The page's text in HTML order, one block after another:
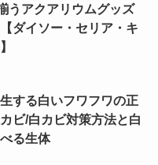
うアクアリウムグッズ
ダイソー・セリア・キ
する白いフワフワの正
ビ/白カビ対策方法と白
る生体